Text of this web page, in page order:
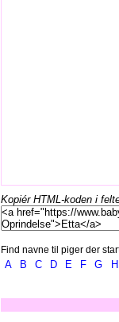
Kopiér HTML-koden i
Find navne til piger der
A B C D E F G H